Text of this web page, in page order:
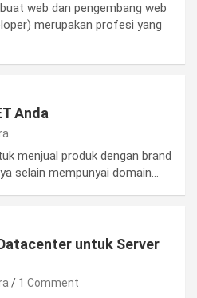
web dan pengembang web
merupakan profesi yang
Anda
menjual produk dengan brand
selain mempunyai domain…
untuk Server
1 Comment